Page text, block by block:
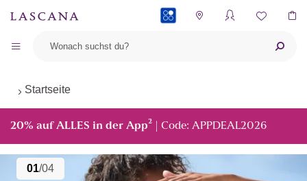
Startseite
20% auf ALLES in der App² | Code: APPDEAL2026
01/04